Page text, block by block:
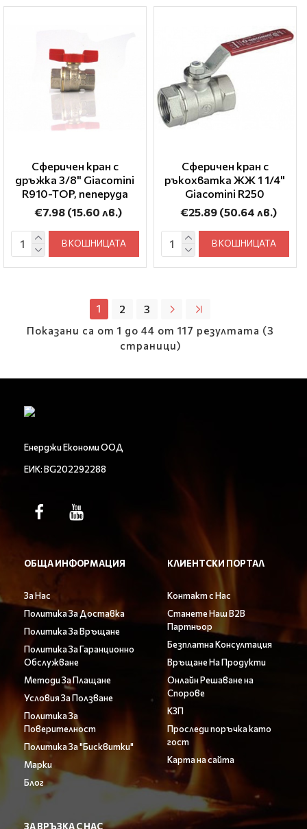
Сферичен кран с
дръжка 3/8" Giacomini
R910-TOP, пеперуда
€7.98 (15.60 лв.)
В КОШНИЦАТА
Сферичен кран с
ръкохватка ЖЖ 1 1/4"
Giacomini R250
€25.89 (50.64 лв.)
В КОШНИЦАТА
1 2 3
Показани са от 1 до 44 от 117 резултата (3
страници)
Енерджи Економи ООД
ЕИК: BG202292288
ОБЩА ИНФОРМАЦИЯ
За Нас
Политика За Доставка
Политика За Връщане
Политика За Гаранционно
Обслужване
Методи За Плащане
Условия За Ползване
Политика За
Поверителност
Политика За "Бисквитки"
Марки
Блог
КЛИЕНТСКИ ПОРТАЛ
Контакт с Нас
Станете Наш B2B
Партньор
Безплатна Консултация
Връщане На Продукти
Онлайн Решаване на
Спорове
КЗП
Проследи поръчка като
гост
Карта на сайта
ЗА ВРЪЗКА С НАС